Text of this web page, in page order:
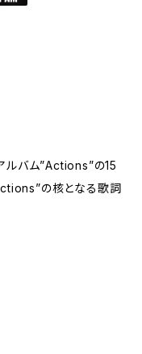
ルバム”Actions”の15
の核となる歌詞